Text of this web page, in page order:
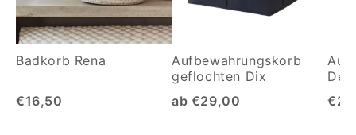
Badkorb Rena
€16,50
Aufbewahrungskorb
geflochten Dix
ab €29,00